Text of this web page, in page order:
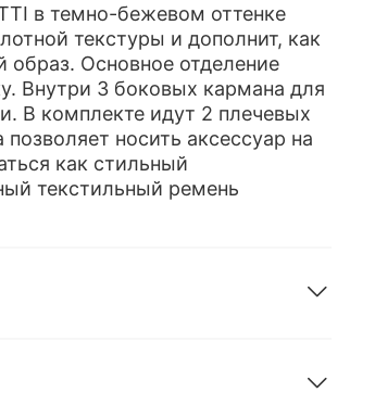
в темно-бежевом оттенке
текстуры и дополнит, как
образ. Основное отделение
Внутри 3 боковых кармана для
В комплекте идут 2 плечевых
носить аксессуар на
как стильный
текстильный ремень